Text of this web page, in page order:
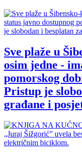
Sve plaže u
osim jedne -
pomorskog
Pristup je
građane i